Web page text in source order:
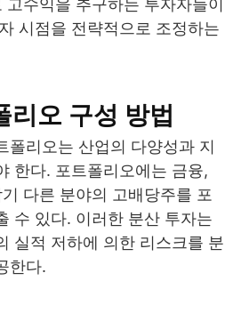
수익을 추구하는 투자자들이
시점을 전략적으로 조정하는
리오 구성 방법
폴리오는 산업의 다양성과 지
한다. 포트폴리오에는 금융,
다른 분야의 고배당주를 포
수 있다. 이러한 분산 투자는
실적 저하에 의한 리스크를 분
한다.